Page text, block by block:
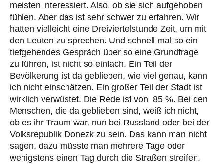
meisten interessiert. Also, ob sie sich aufgehoben
fühlen. Aber das ist sehr schwer zu erfahren. Wir
hatten vielleicht eine Dreiviertelstunde Zeit, um mit
den Leuten zu sprechen. Und schnell mal so ein
tiefgehendes Gespräch über so eine Grundfrage
zu führen, ist nicht so einfach. Ein Teil der
Bevölkerung ist da geblieben, wie viel genau, kann
ich nicht einschätzen. Ein großer Teil der Stadt ist
wirklich verwüstet. Die Rede ist von 85 %. Bei den
Menschen, die da geblieben sind, weiß ich nicht,
ob es ihr Traum war, nun bei Russland oder bei der
Volksrepublik Donezk zu sein. Das kann man nicht
sagen, dazu müsste man mehrere Tage oder
wenigstens einen Tag durch die Straßen streifen.